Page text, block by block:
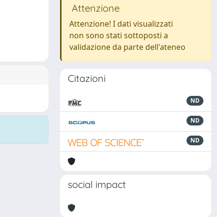
Attenzione
Attenzione! I dati visualizzati
non sono stati sottoposti a
validazione da parte dell'ateneo
Citazioni
ND
ND
ND
social impact